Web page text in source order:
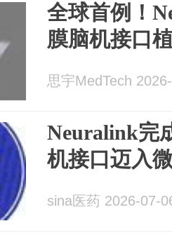
全球首例！
膜脑机接口
思宇MedTech
Neuralink完
机接口迈入
sina医药 2026-07-